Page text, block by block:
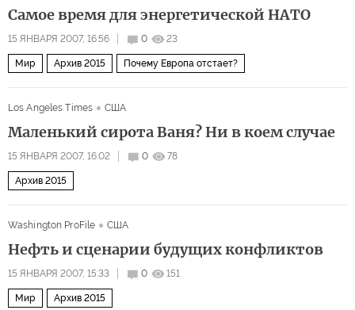
Самое время для энергетической НАТО
15 ЯНВАРЯ 2007, 16:56 0 23
Мир Архив 2015 Почему Европа отстает?
Los Angeles Times США
Маленький сирота Ваня? Ни в коем случае
15 ЯНВАРЯ 2007, 16:02 0 78
Архив 2015
Washington ProFile США
Нефть и сценарии будущих конфликтов
15 ЯНВАРЯ 2007, 15:33 0 151
Мир Архив 2015